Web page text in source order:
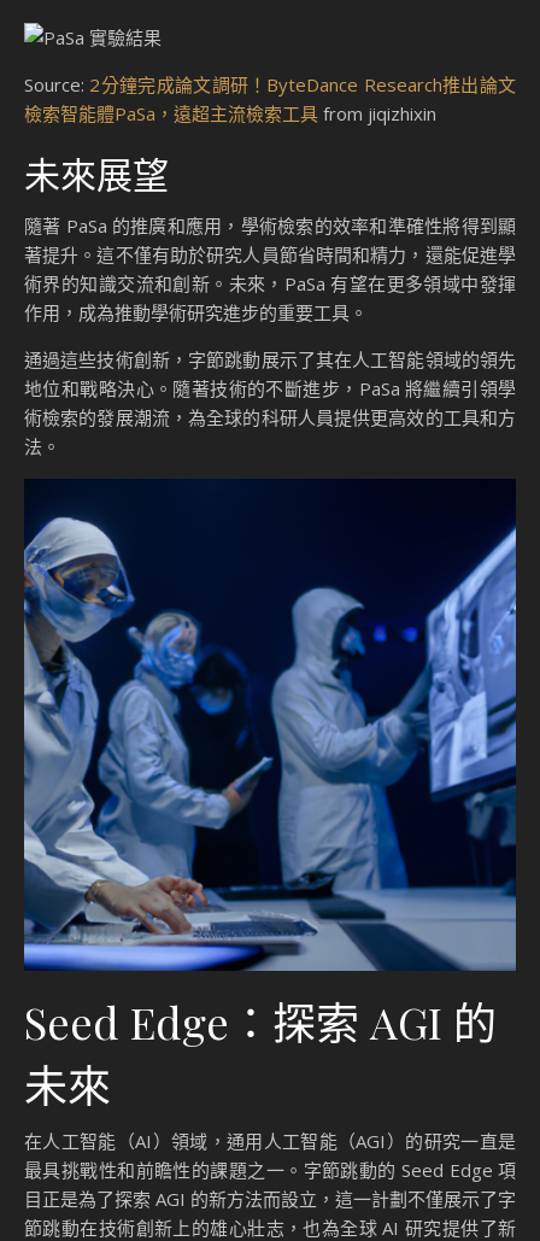
Source: 2分鐘完成論文調研！ByteDance Research推出論文
檢索智能體PaSa，遠超主流檢索工具 from jiqizhixin
未來展望
隨著 PaSa 的推廣和應用，學術檢索的效率和準確性將得到顯
著提升。這不僅有助於研究人員節省時間和精力，還能促進學
術界的知識交流和創新。未來，PaSa 有望在更多領域中發揮
作用，成為推動學術研究進步的重要工具。
通過這些技術創新，字節跳動展示了其在人工智能領域的領先
地位和戰略決心。隨著技術的不斷進步，PaSa 將繼續引領學
術檢索的發展潮流，為全球的科研人員提供更高效的工具和方
法。
Seed Edge：探索 AGI 的
未來
在人工智能（AI）領域，通用人工智能（AGI）的研究一直是
最具挑戰性和前瞻性的課題之一。字節跳動的 Seed Edge 項
目正是為了探索 AGI 的新方法而設立，這一計劃不僅展示了字
節跳動在技術創新上的雄心壯志，也為全球 AI 研究提供了新